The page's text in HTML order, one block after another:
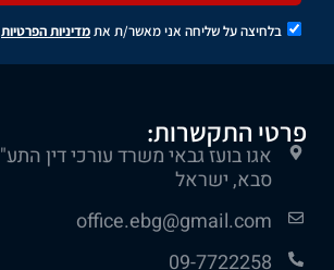
בלחיצה על שליחה אני מאשר/ת אתמדיניות הפרטיות
פרטי התקשרות:
סבא, ישראל
office.ebg@gmail.com
09-7722258